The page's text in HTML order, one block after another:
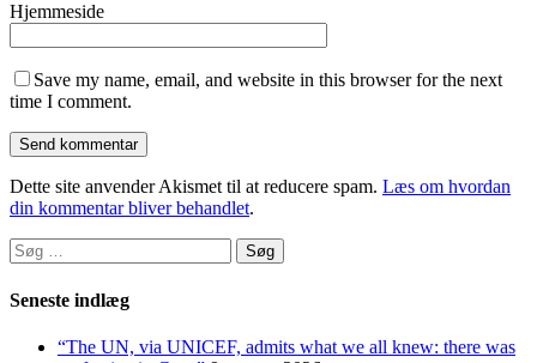
Hjemmeside
Save my name, email, and website in this browser for the next
time I comment.
Dette site anvender Akismet til at reducere spam. Læs om hvordan
din kommentar bliver behandlet.
Søg
efter:
Seneste indlæg
“The UN, via UNICEF, admits what we all knew: there was